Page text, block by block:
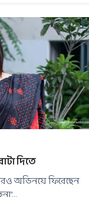
দিতে
অভিনয়ে ফিরেছেন